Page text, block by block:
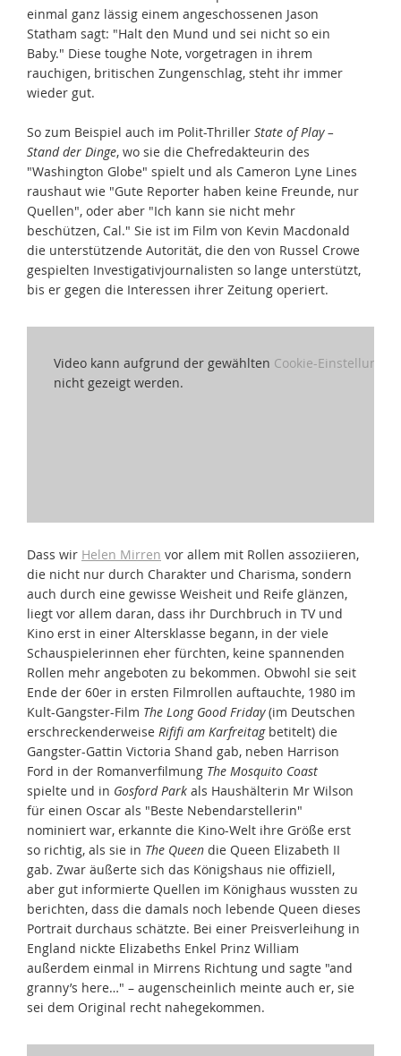
einmal ganz lässig einem angeschossenen Jason
Statham sagt: "Halt den Mund und sei nicht so ein
Baby." Diese toughe Note, vorgetragen in ihrem
rauchigen, britischen Zungenschlag, steht ihr immer
wieder gut.
So zum Beispiel auch im Polit-Thriller State of Play –
Stand der Dinge, wo sie die Chefredakteurin des
"Washington Globe" spielt und als Cameron Lyne Lines
raushaut wie "Gute Reporter haben keine Freunde, nur
Quellen", oder aber "Ich kann sie nicht mehr
beschützen, Cal." Sie ist im Film von Kevin Macdonald
die unterstützende Autorität, die den von Russel Crowe
gespielten Investigativjournalisten so lange unterstützt,
bis er gegen die Interessen ihrer Zeitung operiert.
Video kann aufgrund der gewählten Cookie-Einstellungen
nicht gezeigt werden.
Dass wir Helen Mirren vor allem mit Rollen assoziieren,
die nicht nur durch Charakter und Charisma, sondern
auch durch eine gewisse Weisheit und Reife glänzen,
liegt vor allem daran, dass ihr Durchbruch in TV und
Kino erst in einer Altersklasse begann, in der viele
Schauspielerinnen eher fürchten, keine spannenden
Rollen mehr angeboten zu bekommen. Obwohl sie seit
Ende der 60er in ersten Filmrollen auftauchte, 1980 im
Kult-Gangster-Film The Long Good Friday(im Deutschen
erschreckenderweise Rififi am Karfreitagbetitelt) die
Gangster-Gattin Victoria Shand gab, neben Harrison
Ford in der Romanverfilmung The Mosquito Coast
spielte und in Gosford Park als Haushälterin Mr Wilson
für einen Oscar als "Beste Nebendarstellerin"
nominiert war, erkannte die Kino-Welt ihre Größe erst
so richtig, als sie in The Queen die Queen Elizabeth II
gab. Zwar äußerte sich das Königshaus nie offiziell,
aber gut informierte Quellen im Könighaus wussten zu
berichten, dass die damals noch lebende Queen dieses
Portrait durchaus schätzte. Bei einer Preisverleihung in
England nickte Elizabeths Enkel Prinz William
außerdem einmal in Mirrens Richtung und sagte "and
granny’s here…" – augenscheinlich meinte auch er, sie
sei dem Original recht nahegekommen.